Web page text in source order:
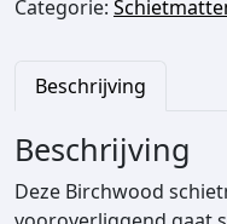
o
t
a
l
Categorie:
Beschrijving
Beschrijving
Deze Birchwood